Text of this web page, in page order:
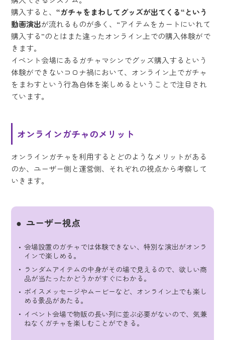
購入すると、“ガチャをまわしてグッズが出てくる“という
動画演出が流れるものが多く、“アイテムをカートにいれて
購入する”のとはまた違ったオンライン上での購入体験がで
きます。
イベント会場にあるガチャマシンでグッズ購入するという
体験ができないコロナ禍において、オンライン上でガチャ
をまわすという行為自体を楽しめるということで注目され
ています。
オンラインガチャのメリット
オンラインガチャを利用するとどのようなメリットがある
のか、ユーザー側と運営側、それぞれの視点から考察して
いきます。
ユーザー視点
会場設置のガチャでは体験できない、特別な演出がオンラ
インで楽しめる。
ランダムアイテムの中身がその場で見えるので、欲しい商
品が当たったかどうかがすぐにわかる。
ボイスメッセージやムービーなど、オンライン上でも楽し
める景品があたる。
イベント会場で物販の長い列に並ぶ必要がないので、気兼
ねなくガチャを楽しむことができる。